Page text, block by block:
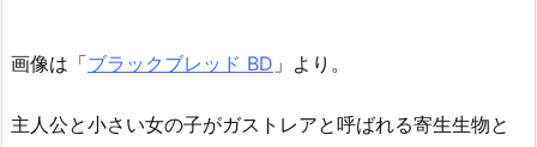
画像は「ブラックブレッド BD 」より。
主人公と小さい女の子がガストレアと呼ばれる寄生生物と